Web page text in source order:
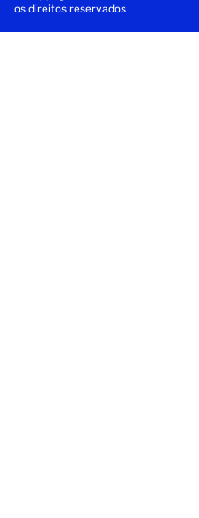
os direitos reservados